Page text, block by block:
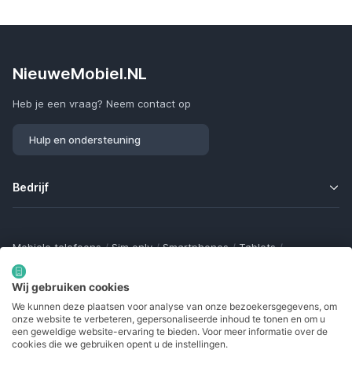
NieuweMobiel.NL
Heb je een vraag? Neem contact op
Hulp en ondersteuning
Bedrijf
Mobiele telefoons / Sim only / Smartphones / Tablets /
Smartwatches
Bluetooth trackers / Opladers
Samsung Galaxy
Gamingtelefoons / Foldables / Robuuste telefoons /
Seniorentelefoons / Waterdichte telefoons / Refurbished
Wij gebruiken cookies
We kunnen deze plaatsen voor analyse van onze bezoekersgegevens, om
onze website te verbeteren, gepersonaliseerde inhoud te tonen en om u
een geweldige website-ervaring te bieden. Voor meer informatie over de
cookies die we gebruiken opent u de instellingen.